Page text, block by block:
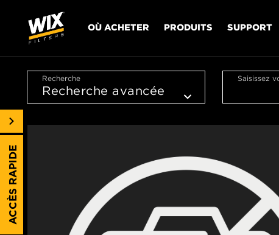
OÙ ACHETER PRODUITS SUPPORT
Recherche Saisissez
ACCÈS RAPIDE